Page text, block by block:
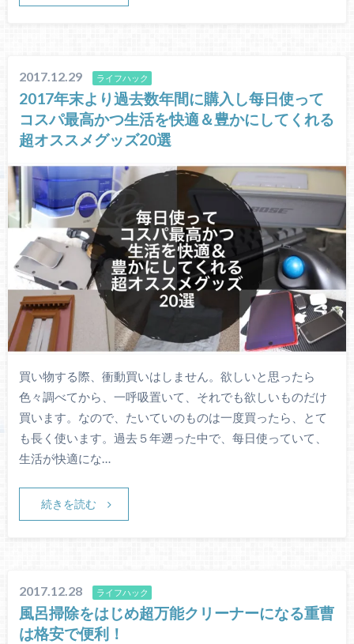
2017.12.29 ライフハック
2017年末より過去数年間に購入し每日使って
コスパ最高かつ生活を快適＆豊かにしてくれる
超オススメグッズ20選
買い物する際、衝動買いはしません。欲しいと思ったら
色々調べてから、一呼吸置いて、それでも欲しいものだけ
買います。なので、たいていのものは一度買ったら、とて
も長く使います。過去５年遡った中で、每日使っていて、
生活が快適にな…
続きを読む
2017.12.28 ライフハック
風呂掃除をはじめ超万能クリーナーになる重曹
は格安で便利！